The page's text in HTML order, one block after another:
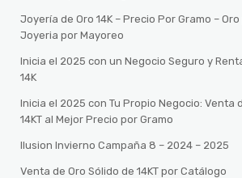
Joyería de Oro 14K – Precio Por Gramo –
Joyeria por Mayoreo
Inicia el 2025 con un Negocio Seguro y
14K
Inicia el 2025 con Tu Propio Negocio: Venta
14KT al Mejor Precio por Gramo
Ilusion Invierno Campaña 8 – 2024 – 2025
Venta de Oro Sólido de 14KT por Catálogo